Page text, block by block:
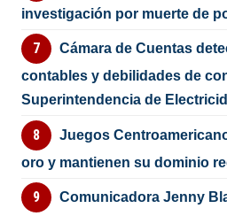
investigación por muerte de
Cámara de Cuentas
contables y debilidades de
Superintendencia de
Juegos
oro y mantienen su dominio
Comunicadora Jenny